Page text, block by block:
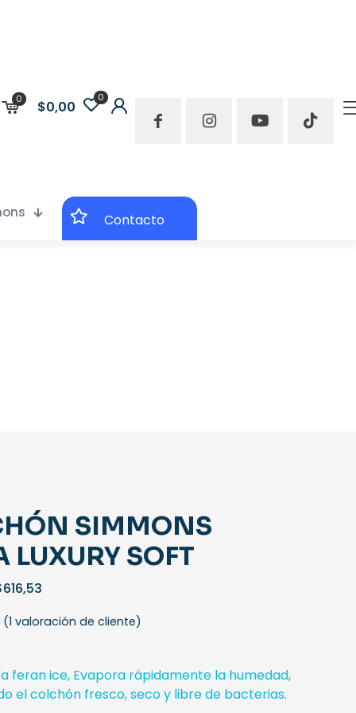
0 $0,00
0
Contacto
SIMMONS
LUXURY SOFT
616,53
precios:
hasta
$616,53
(1 valoración de cliente)
feran ice, Evapora rápidamente la humedad,
el colchón fresco, seco y libre de bacterias.